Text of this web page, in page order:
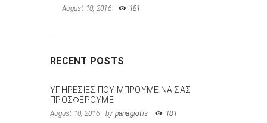
August 10, 2016 181
RECENT POSTS
ΥΠΗΡΕΣΙΕΣ ΠΟΥ ΜΠΡΟΥΜΕ ΝΑ ΣΑΣ
ΠΡΟΣΦΕΡΟΥΜΕ
August 10, 2016 by panagiotis 181